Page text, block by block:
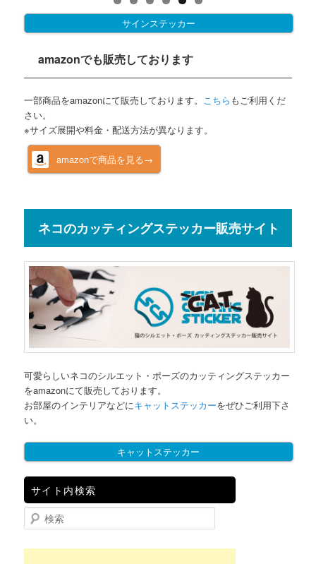
サインステッカー
amazonでも販売しております
一部商品をamazonにて販売しております。 こちら もご利用くだ
さい。
※サイズ展開や料金・配送方法が異なります。
amazonで商品を見る→
ネコのカッティングステッカー販売サイト
可愛らしいネコのシルエット・ポーズのカッティングステッカー
をamazonにて販売しております。
お部屋のインテリアなどにキャットステッカーをぜひご利用下さ
い。
キャットステッカー
サイト内検索
検索